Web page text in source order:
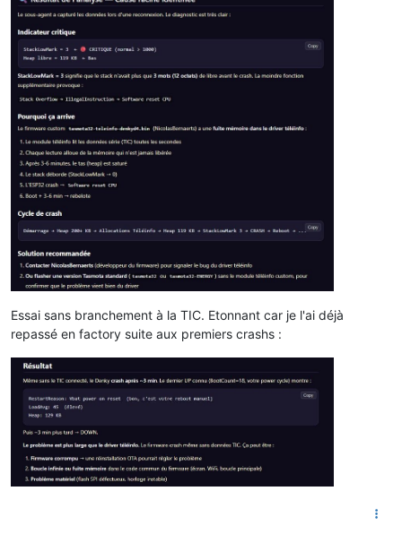
Essai sans branchement à la TIC. Etonnant car je l'ai déjà
repassé en factory suite aux premiers crashs :